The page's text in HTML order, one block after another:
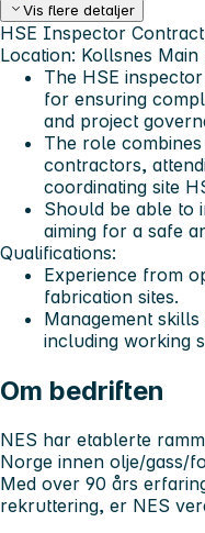
Vis flere detaljer
HSE Inspector
Location: Kollsnes Main
The HSE
for ensuring
and project
The role
contractors,
coordinating site
Should be able to
aiming for a safe
Qualifications:
Experience from
fabrication sites.
Management
including working
Om bedriften
NES har etablerte
Norge innen olje/gass/
Med over 90 års
rekruttering, er NES